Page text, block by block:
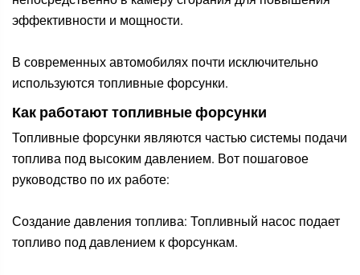
эффективности и мощности.
В современных автомобилях почти исключительно
используются топливные форсунки.
Как работают топливные форсунки
Топливные форсунки являются частью системы подачи
топлива под высоким давлением. Вот пошаговое
руководство по их работе:
Создание давления топлива: Топливный насос подает
топливо под давлением к форсункам.